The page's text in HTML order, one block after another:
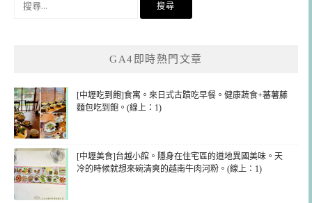
GA4即時熱門文章
[中壢吃到飽]食寓。來日式古蹟吃早餐。健康蔬食+蕃薯藤
麵包吃到飽。(線上：1)
[中壢美食]台越小館。隱身在住宅區的道地異國美味。天
冷的時候就想來碗清爽的越南牛肉河粉。(線上：1)